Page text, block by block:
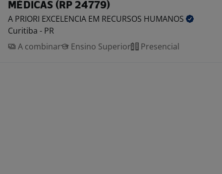
MÉDICAS (RP 24779)
A PRIORI EXCELENCIA EM RECURSOS HUMANOS
Curitiba - PR
A combinar
Ensino Superior Presencial